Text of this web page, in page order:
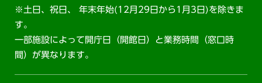
※土日、祝日、 年末年始(12月29日から1月3日)を除きま
す。
一部施設によって開庁日（開館日）と業務時間（窓口時
間）が異なります。